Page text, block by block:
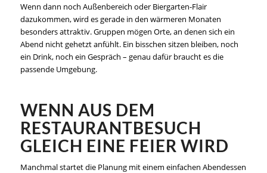
Wenn dann noch Außenbereich oder Biergarten-Flair
dazukommen, wird es gerade in den wärmeren Monaten
besonders attraktiv. Gruppen mögen Orte, an denen sich ein
Abend nicht gehetzt anfühlt. Ein bisschen sitzen bleiben, noch
ein Drink, noch ein Gespräch – genau dafür braucht es die
passende Umgebung.
WENN AUS DEM
RESTAURANTBESUCH
GLEICH EINE FEIER WIRD
Manchmal startet die Planung mit einem einfachen Abendessen